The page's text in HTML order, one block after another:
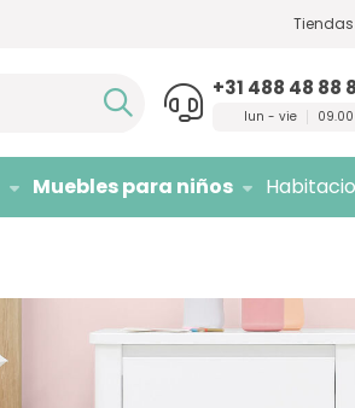
Sólo marcas
Tiendas
+31 488 48 88
lun - vie
Muebles para niños